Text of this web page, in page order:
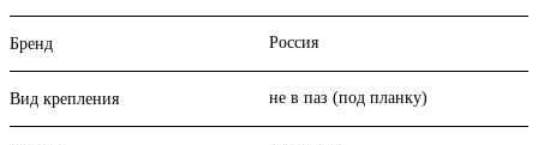
Бренд Россия
Вид крепления не в паз (под планку)